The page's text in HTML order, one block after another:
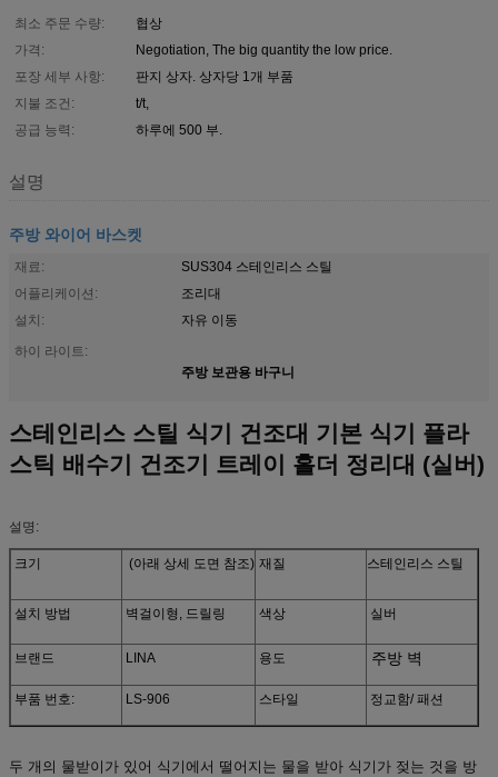
최소 주문 수량:
협상
가격:
Negotiation, The big quantity the low price.
포장 세부 사항:
판지 상자. 상자당 1개 부품
지불 조건:
t/t,
공급 능력:
하루에 500 부.
설명
주방 와이어 바스켓
재료:
SUS304 스테인리스 스틸
어플리케이션:
조리대
설치:
자유 이동
하이 라이트:
주방 보관용 바구니
스테인리스 스틸 식기 건조대 기본 식기 플라
스틱 배수기 건조기 트레이 홀더 정리대 (실버)
설명:
크기 (아래 상세 도면 참조) 재질 스테인리스 스틸
설치 방법 벽걸이형, 드릴링 색상 실버
브랜드 LINA 용도 주방 벽
부품 번호: LS-906 스타일 정교함/ 패션
두 개의 물받이가 있어 식기에서 떨어지는 물을 받아 식기가 젖는 것을 방